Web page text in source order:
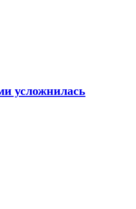
усложнилась